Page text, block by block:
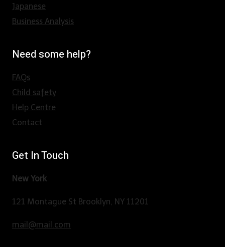
Japanese
Business Analysis
Need some help?
FAQs
Child safety
Help Centre
Contact
Get In Touch
New York
121 Montague St Brooklyn, NY 11201
mail@mail.com